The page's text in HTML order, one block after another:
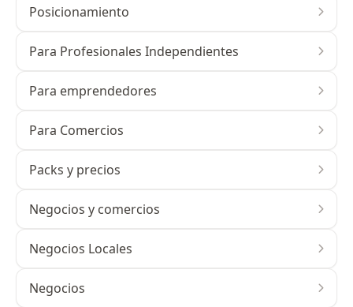
Posicionamiento
Para Profesionales Independientes
Para emprendedores
Para Comercios
Packs y precios
Negocios y comercios
Negocios Locales
Negocios